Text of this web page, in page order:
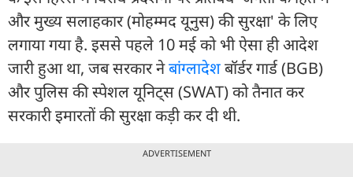
और मुख्य सलाहकार (मोहम्मद यूनुस) की सुरक्षा' के लिए
लगाया गया है. इससे पहले 10 मई को भी ऐसा ही आदेश
जारी हुआ था, जब सरकार नेबांग्लादेशबॉर्डर गार्ड (BGB)
और पुलिस की स्पेशल यूनिट्स (SWAT) को तैनात कर
सरकारी इमारतों की सुरक्षा कड़ी कर दी थी.
ADVERTISEMENT